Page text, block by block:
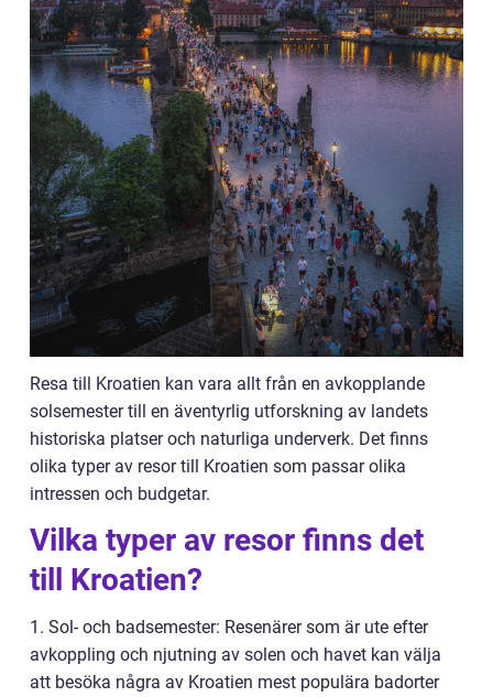
Resa till Kroatien kan vara allt från en avkopplande
solsemester till en äventyrlig utforskning av landets
historiska platser och naturliga underverk. Det finns
olika typer av resor till Kroatien som passar olika
intressen och budgetar.
Vilka typer av resor finns det
till Kroatien?
1. Sol- och badsemester: Resenärer som är ute efter
avkoppling och njutning av solen och havet kan välja
att besöka några av Kroatien mest populära badorter